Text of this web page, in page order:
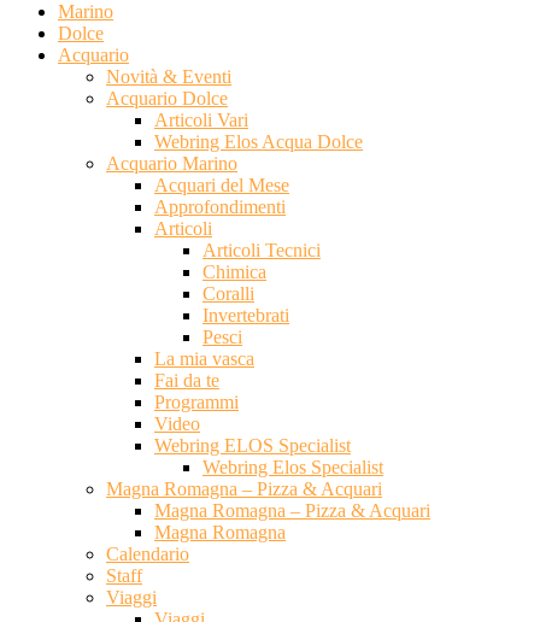
Marino
Dolce
Acquario
Novità & Eventi
Acquario Dolce
Articoli Vari
Webring Elos Acqua Dolce
Acquario Marino
Acquari del Mese
Approfondimenti
Articoli
Articoli Tecnici
Chimica
Coralli
Invertebrati
Pesci
La mia vasca
Fai da te
Programmi
Video
Webring ELOS Specialist
Webring Elos Specialist
Magna Romagna – Pizza & Acquari
Magna Romagna – Pizza & Acquari
Magna Romagna
Calendario
Staff
Viaggi